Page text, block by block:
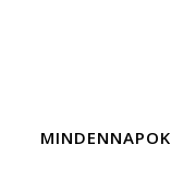
MINDENNAPOK